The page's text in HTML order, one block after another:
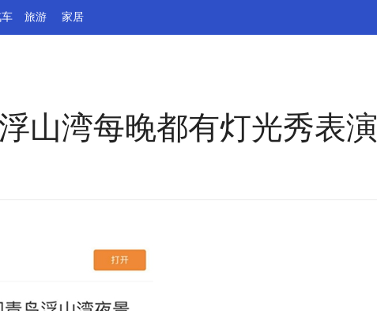
旅游 家居
山湾每晚都有灯光秀表演